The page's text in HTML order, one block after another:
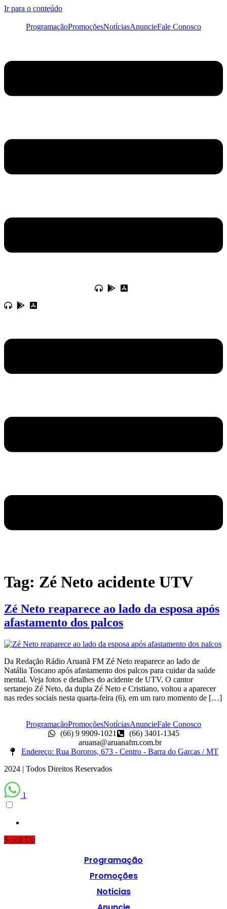
Ir para o conteúdo
ProgramaçãoPromoçõesNotíciasAnuncieFale Conosco
Tag: Zé Neto acidente UTV
Zé Neto reaparece ao lado da esposa após
afastamento dos palcos
Da Redação Rádio Aruanã FM Zé Neto reaparece ao lado de
Natália Toscano após afastamento dos palcos para cuidar da saúde
mental. Veja fotos e detalhes do acidente de UTV. O cantor
sertanejo Zé Neto, da dupla Zé Neto e Cristiano, voltou a aparecer
nas redes sociais nesta quarta-feira (6), em um raro momento de […]
ProgramaçãoPromoçõesNotíciasAnuncieFale Conosco
(66) 9 9909-1021
(66) 3401-1345
aruana@aruanafm.com.br
Endereço: Rua Bororos, 673 - Centro - Barra do Garças / MT
2024 | Todos Direitos Reservados
1
Scroll Up
Programação
Promoções
Noticias